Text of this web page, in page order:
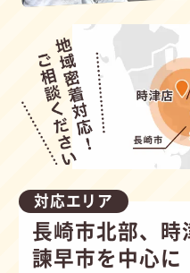
対応エリア
長崎市北部、時
諫早市を中心に